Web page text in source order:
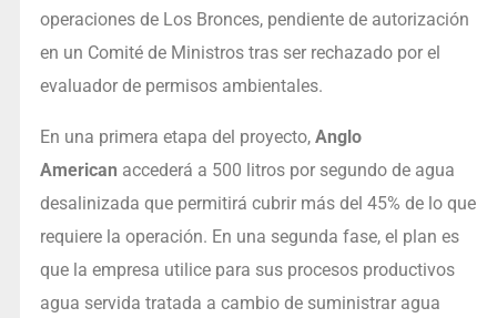
operaciones de Los Bronces, pendiente de autorización
en un Comité de Ministros tras ser rechazado por el
evaluador de permisos ambientales.
En una primera etapa del proyecto, Anglo
American accederá a 500 litros por segundo de agua
desalinizada que permitirá cubrir más del 45% de lo que
requiere la operación. En una segunda fase, el plan es
que la empresa utilice para sus procesos productivos
agua servida tratada a cambio de suministrar agua